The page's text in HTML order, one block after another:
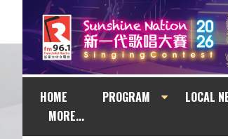
HOME PROGRAM LOCAL
MORE...